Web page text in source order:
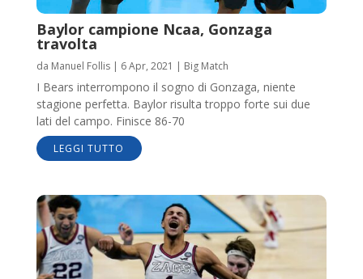
Baylor campione Ncaa, Gonzaga
travolta
da Manuel Follis| 6 Apr, 2021 | Big Match
I Bears interrompono il sogno di Gonzaga, niente
stagione perfetta. Baylor risulta troppo forte sui due
lati del campo. Finisce 86-70
LEGGI TUTTO